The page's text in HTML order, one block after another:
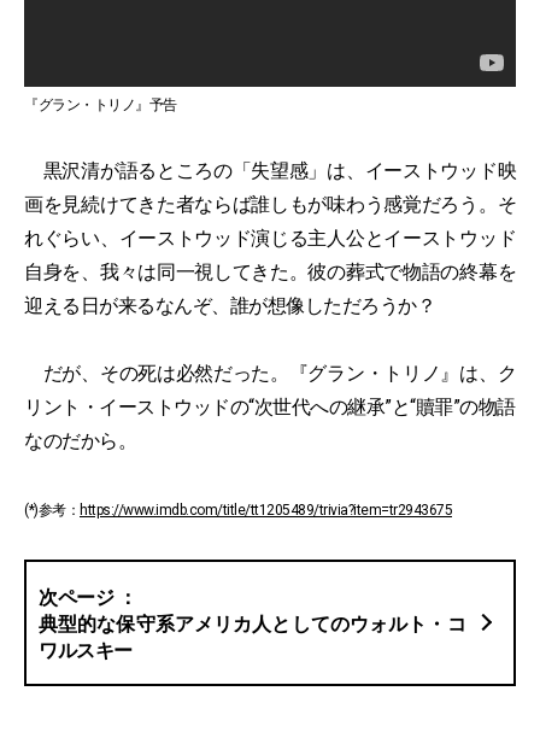
『グラン・トリノ』予告
黒沢清が語るところの「失望感」は、イーストウッド映
画を見続けてきた者ならば誰しもが味わう感覚だろう。そ
れぐらい、イーストウッド演じる主人公とイーストウッド
自身を、我々は同一視してきた。彼の葬式で物語の終幕を
迎える日が来るなんぞ、誰が想像しただろうか？
だが、その死は必然だった。『グラン・トリノ』は、ク
リント・イーストウッドの“次世代への継承”と“贖罪”の物語
なのだから。
(*)参考： https://www.imdb.com/title/tt1205489/trivia?item=tr2943675
典型的な保守系アメリカ人としてのウォルト・コ
ワルスキー